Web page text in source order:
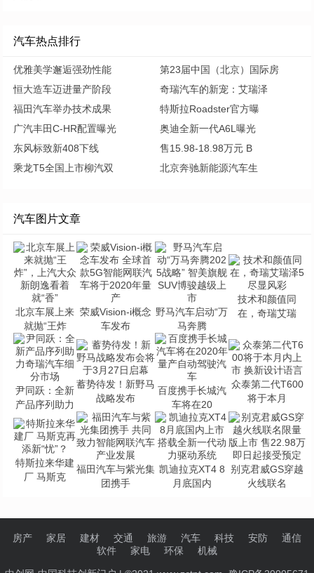
汽车热点排行
优雅美学邂逅强劲性能
第23届中国（北京）国际房
恒大造车迈进量产阶段
奇瑞汽车的新宠：艾瑞泽
福田汽车举办技术成果
特斯拉Roadster官方曝
广汽丰田C-HR配置曝光
奥迪全新一代A6L曝光
东风标致新408下线
售15.98-18.98万元 B
乘龙T5全国上市柳汽双
北京奔驰新能源汽车生
汽车图片文章
北京车展上来
就抛“王炸
荣威Vision-i概念
车发布
野马汽车启动“万
马奔腾
技术和颜值同
在，奇瑞艾瑞
尹同跃：全新
产品序列助力
蓄势待发！新野马
战略发布
百度携手长城汽
车将在20
众泰第二代T600
将于本月
特斯拉来华建
厂 马斯克
福田汽车与紫光集
团携手
凯迪拉克XT4 8
月底国内
别克君威GS穿越
火线联名
房产 家居 建材 交通 旅游 汽车 科技 安防
通信
软件
家电 环保 机械